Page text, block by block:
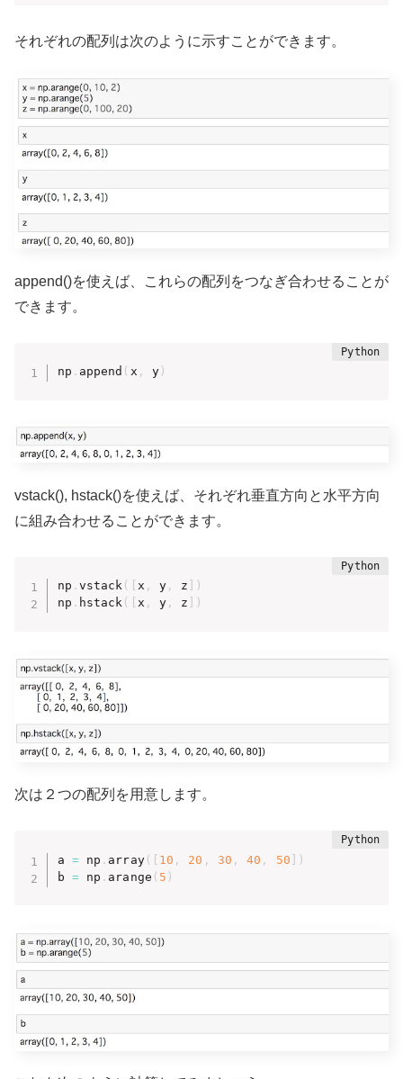
それぞれの配列は次のように示すことができます。
append()を使えば、これらの配列をつなぎ合わせることが
できます。
np . append ( x , y)
vstack(), hstack()を使えば、それぞれ垂直方向と水平方向
に組み合わせることができます。
np . vstack ( x , y , z
)
np . hstack ( x , y , z )
次は２つの配列を用意します。
a = np . array( [ 10 , 20 , 30 , 40 , 50 ] )
b = np . arange ( 5 )